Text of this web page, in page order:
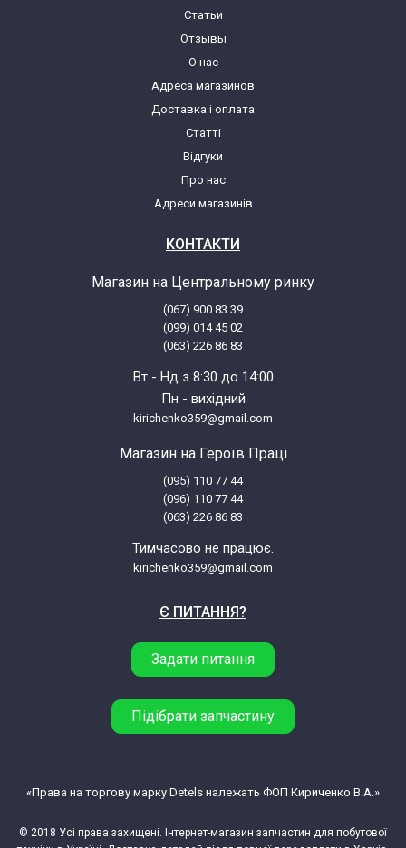
Статьи
Отзывы
О нас
Адреса магазинов
Доставка і оплата
Статті
Відгуки
Про нас
Адреси магазинів
КОНТАКТИ
Магазин на Центральному ринку
(067) 900 83 39
(099) 014 45 02
(063) 226 86 83
Вт - Нд з 8:30 до 14:00
Пн - вихідний
kirichenko359@gmail.com
Магазин на Героїв Праці
(095) 110 77 44
(096) 110 77 44
(063) 226 86 83
Тимчасово не працює.
kirichenko359@gmail.com
Є ПИТАННЯ?
Задати питання
Підібрати запчастину
© 2018 Усі права захищені. Інтернет-магазин запчастин для побутової
«Права на торгову марку Detels належать ФОП Кириченко В.А.»